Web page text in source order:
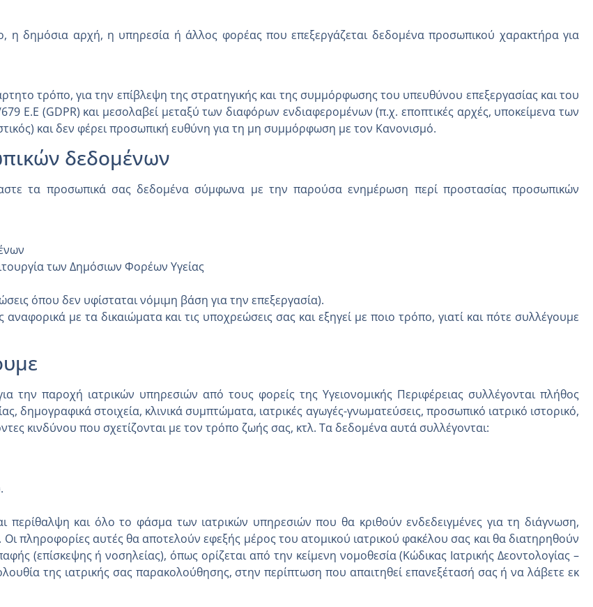
η δημόσια αρχή, η υπηρεσία ή άλλος φορέας που επεξεργάζεται δεδομένα προσωπικού χαρακτήρα για
τρόπο, για την επίβλεψη της στρατηγικής και της συμμόρφωσης του υπευθύνου επεξεργασίας και του
Ε.Ε (GDPR) και μεσολαβεί μεταξύ των διαφόρων ενδιαφερομένων (π.χ. εποπτικές αρχές, υποκείμενα των
και δεν φέρει προσωπική ευθύνη για τη μη συμμόρφωση με τον Κανονισμό.
δεδομένων
τα προσωπικά σας δεδομένα σύμφωνα με την παρούσα ενημέρωση περί προστασίας προσωπικών
των Δημόσιων Φορέων Υγείας
όπου δεν υφίσταται νόμιμη βάση για την επεξεργασία).
με τα δικαιώματα και τις υποχρεώσεις σας και εξηγεί με ποιο τρόπο, γιατί και πότε συλλέγουμε
την παροχή ιατρικών υπηρεσιών από τους φορείς της Υγειονομικής Περιφέρειας συλλέγονται πλήθος
δημογραφικά στοιχεία, κλινικά συμπτώματα, ιατρικές αγωγές-γνωματεύσεις, προσωπικό ιατρικό ιστορικό,
κινδύνου που σχετίζονται με τον τρόπο ζωής σας, κτλ. Τα δεδομένα αυτά συλλέγονται:
περίθαλψη και όλο το φάσμα των ιατρικών υπηρεσιών που θα κριθούν ενδεδειγμένες για τη διάγνωση,
Οι πληροφορίες αυτές θα αποτελούν εφεξής μέρος του ατομικού ιατρικού φακέλου σας και θα διατηρηθούν
(επίσκεψης ή νοσηλείας), όπως ορίζεται από την κείμενη νομοθεσία (Κώδικας Ιατρικής Δεοντολογίας –
της ιατρικής σας παρακολούθησης, στην περίπτωση που απαιτηθεί επανεξέτασή σας ή να λάβετε εκ